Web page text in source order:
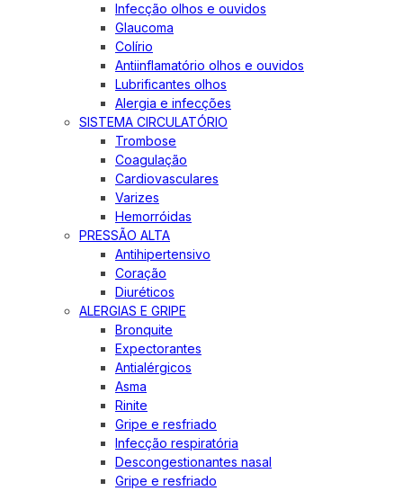
Infecção olhos e ouvidos
Glaucoma
Colírio
Antiinflamatório olhos e ouvidos
Lubrificantes olhos
Alergia e infecções
SISTEMA CIRCULATÓRIO
Trombose
Coagulação
Cardiovasculares
Varizes
Hemorróidas
PRESSÃO ALTA
Antihipertensivo
Coração
Diuréticos
ALERGIAS E GRIPE
Bronquite
Expectorantes
Antialérgicos
Asma
Rinite
Gripe e resfriado
Infecção respiratória
Descongestionantes nasal
Gripe e resfriado